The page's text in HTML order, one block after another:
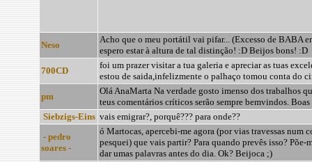
Neso
Acho que o meu portátil vai pifar... (Excesso de BABA
espero estar à altura de tal distinção! :D Beijos bons! :D
700CD
foi um prazer visitar a tua galeria e apreciar as tuas
estou de saida,infelizmente o palhaço tomou conta do
pm
Olá AnaMarta Na verdade gosto imenso dos trabalhos
teus comentários críticos serão sempre bemvindos.
Siebzigs-Eins vais emigrar?, porquê??? para onde??
- pedro
soares -
ó Martocas, apercebi-me agora (por vias travessas num
pesquei) que vais partir? Para quando prevês isso? Põe-
dar umas palavras antes do dia. Ok? Beijoca ;)